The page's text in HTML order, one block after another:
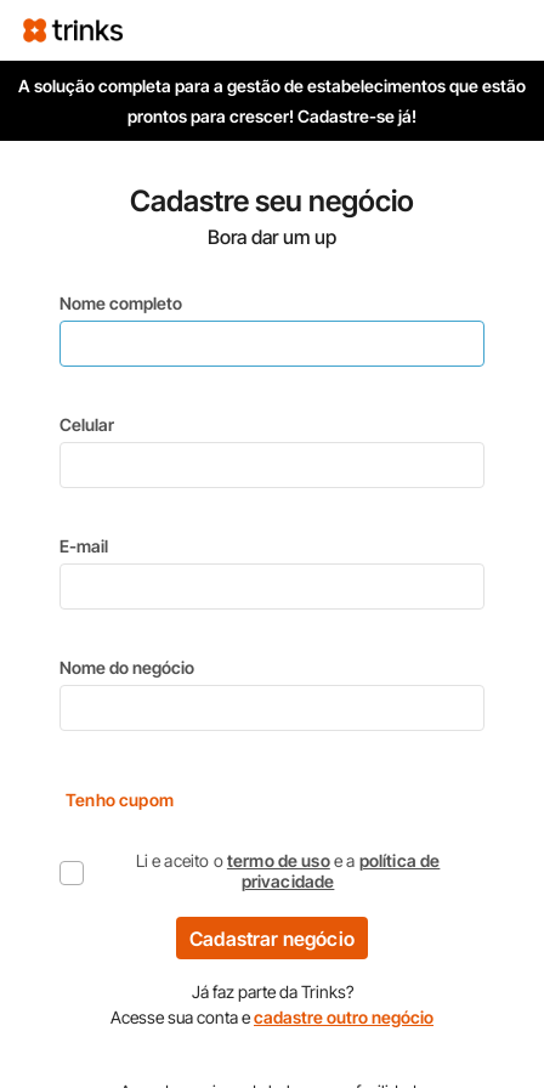
A solução completa para a gestão de estabelecimentos que estão
prontos para crescer! Cadastre-se já!
Cadastre seu negócio
Bora dar um up
Nome completo
Celular
E-mail
Nome do negócio
Tenho cupom
Li e aceito otermo de usoe a política de
privacidade
Cadastrar negócio
Já faz parte da Trinks?
Acesse sua conta ecadastre outro negócio